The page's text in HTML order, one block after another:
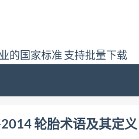
的国家标准 支持批量下载
2014 轮胎术语及其定义答:
轮胎术语及其定义